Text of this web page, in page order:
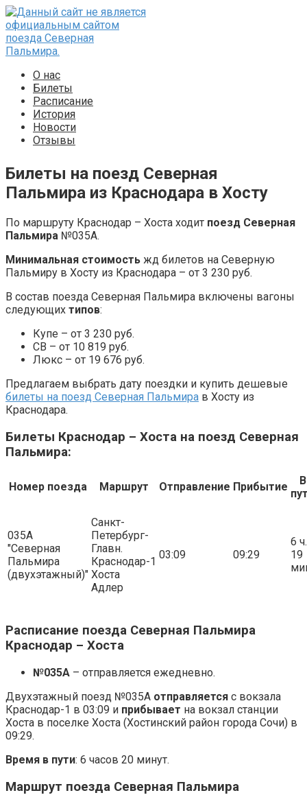
Перейти
к
контенту
О нас
Билеты
Расписание
История
Новости
Отзывы
Билеты на поезд Северная
Пальмира из Краснодара в Хосту
По маршруту Краснодар – Хоста ходит поезд Северная
Пальмира №035А.
Минимальная стоимость жд билетов на Северную
Пальмиру в Хосту из Краснодара – от 3 230 руб.
В состав поезда Северная Пальмира включены вагоны
следующих типов:
Купе – от 3 230 руб.
СВ – от 10 819 руб.
Люкс – от 19 676 руб.
Предлагаем выбрать дату поездки и купить дешевые
билеты на поезд Северная Пальмира в Хосту из
Краснодара.
Билеты Краснодар – Хоста на поезд Северная
Пальмира:
Номер поезда Маршрут Отправление Прибытие
В
035А
"Северная
Пальмира
(двухэтажный)"
Санкт-
Петербург-
Главн.
Краснодар-1
Хоста
Адлер
03:09 09:29
6 ч.
19
Расписание поезда Северная Пальмира
Краснодар – Хоста
№035А – отправляется ежедневно.
Двухэтажный поезд №035А отправляется с вокзала
Краснодар-1 в 03:09 и прибывает на вокзал станции
Хоста в поселке Хоста (Хостинский район города Сочи) в
09:29.
Время в пути: 6 часов 20 минут.
Маршрут поезда Северная Пальмира